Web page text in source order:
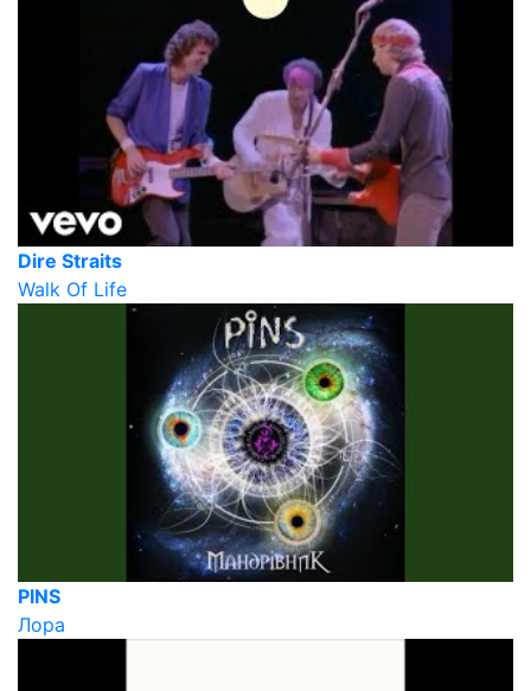
Dire Straits
Walk Of Life
PINS
Лора